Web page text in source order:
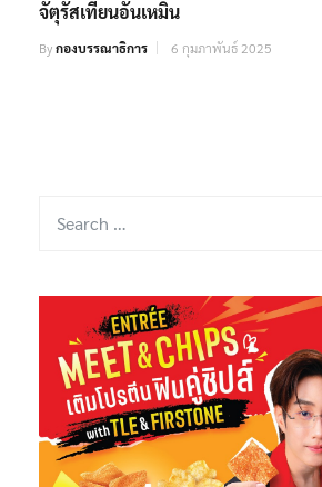
จัตุรัสเทียนอันเหมิน
Byกองบรรณาธิการ 6 กุมภาพันธ์ 2025